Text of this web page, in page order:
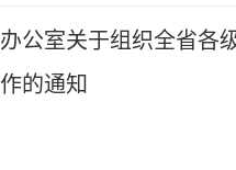
公室关于组织全省各
的通知